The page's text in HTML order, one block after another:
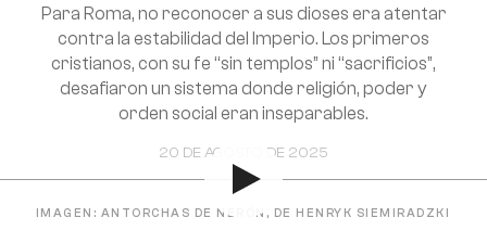
20 DE AGOSTO DE 2025
Para Roma, no reconocer a sus dioses era atentar
contra la estabilidad del Imperio. Los primeros
cristianos, con su fe “sin templos” ni “sacrificios”,
desafiaron un sistema donde religión, poder y
orden social eran inseparables.
IMAGEN: ANTORCHAS DE NERÓN, DE HENRYK SIEMIRADZKI